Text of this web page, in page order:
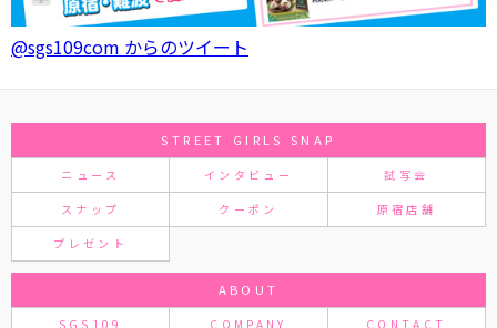
@sgs109com からのツイート
STREET GIRLS SNAP
ニュース インタビュー 試写会
スナップ クーポン 原宿店舗
プレゼント
ABOUT
SGS109 COMPANY CONTACT